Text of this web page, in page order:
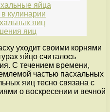
яйца
кулинарии
яиц
яиц
уходит своими корнями
яйцо считалось
С течением времени,
частью пасхальных
яиц тесно связана с
о воскресении и вечной